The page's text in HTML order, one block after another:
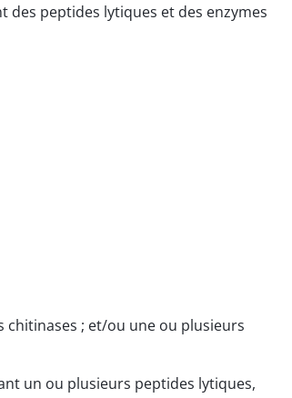
peptides lytiques et des enzymes
; et/ou une ou plusieurs
un ou plusieurs peptides lytiques,